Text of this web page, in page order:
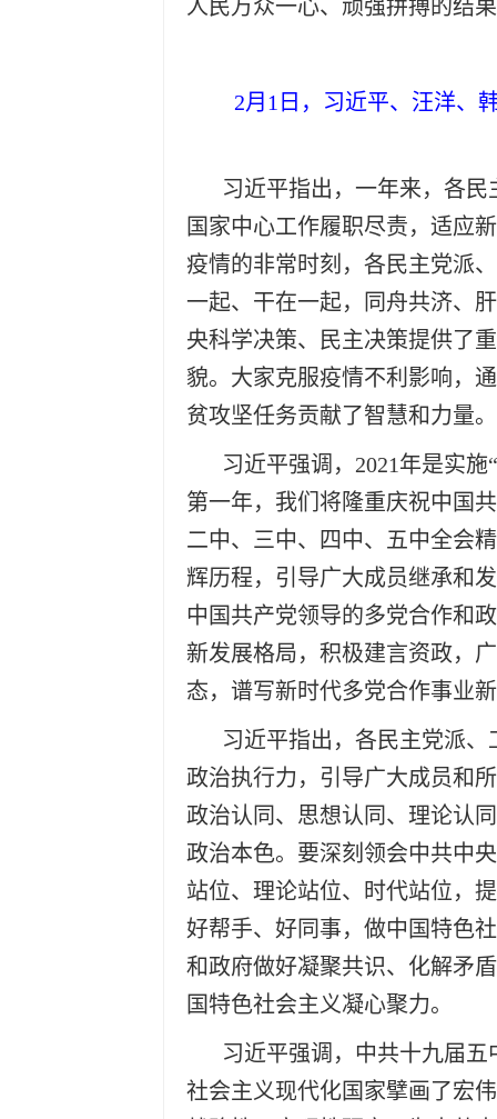
人民万众一心、顽强拼搏的结
2月1日，习近平、汪洋、
习近平指出，一年来，各
国家中心工作履职尽责，适应
疫情的非常时刻，各民主党派
一起、干在一起，同舟共济、
央科学决策、民主决策提供了
貌。大家克服疫情不利影响，
贫攻坚任务贡献了智慧和力量
习近平强调，2021年是实
第一年，我们将隆重庆祝中国
二中、三中、四中、五中全会
辉历程，引导广大成员继承和
中国共产党领导的多党合作和
新发展格局，积极建言资政，
态，谱写新时代多党合作事业
习近平指出，各民主党派
政治执行力，引导广大成员和
政治认同、思想认同、理论认
政治本色。要深刻领会中共中
站位、理论站位、时代站位，
好帮手、好同事，做中国特色
和政府做好凝聚共识、化解矛
国特色社会主义凝心聚力。
习近平强调，中共十九届
社会主义现代化国家擘画了宏